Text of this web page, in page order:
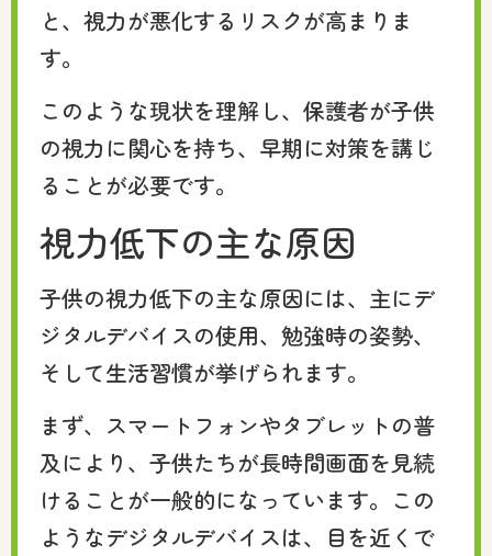
と、視力が悪化するリスクが高まりま
す。
このような現状を理解し、保護者が子供
の視力に関心を持ち、早期に対策を講じ
ることが必要です。
視力低下の主な原因
子供の視力低下の主な原因には、主にデ
ジタルデバイスの使用、勉強時の姿勢、
そして生活習慣が挙げられます。
まず、スマートフォンやタブレットの普
及により、子供たちが長時間画面を見続
けることが一般的になっています。この
ようなデジタルデバイスは、目を近くで